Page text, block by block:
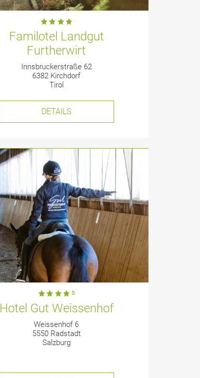
Familotel Landgut
Furtherwirt
Innsbruckerstraße 62
6382 Kirchdorf
Tirol
DETAILS
Hotel Gut Weissenhof
Weissenhof 6
5550 Radstadt
Salzburg